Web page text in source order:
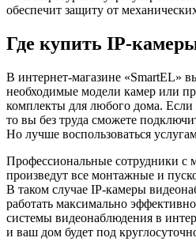
обеспечит защиту от
Где купить IP-
В интернет-магазине «SmartEL»
необходимые модели камер или
комплекты для любого дома. Если
то вы без труда сможете
Но лучше воспользоваться
Профессиональные сотрудники с
произведут все монтажные и
В таком случае IP-камеры
работать максимально
системы видеонаблюдения в
и ваш дом будет под